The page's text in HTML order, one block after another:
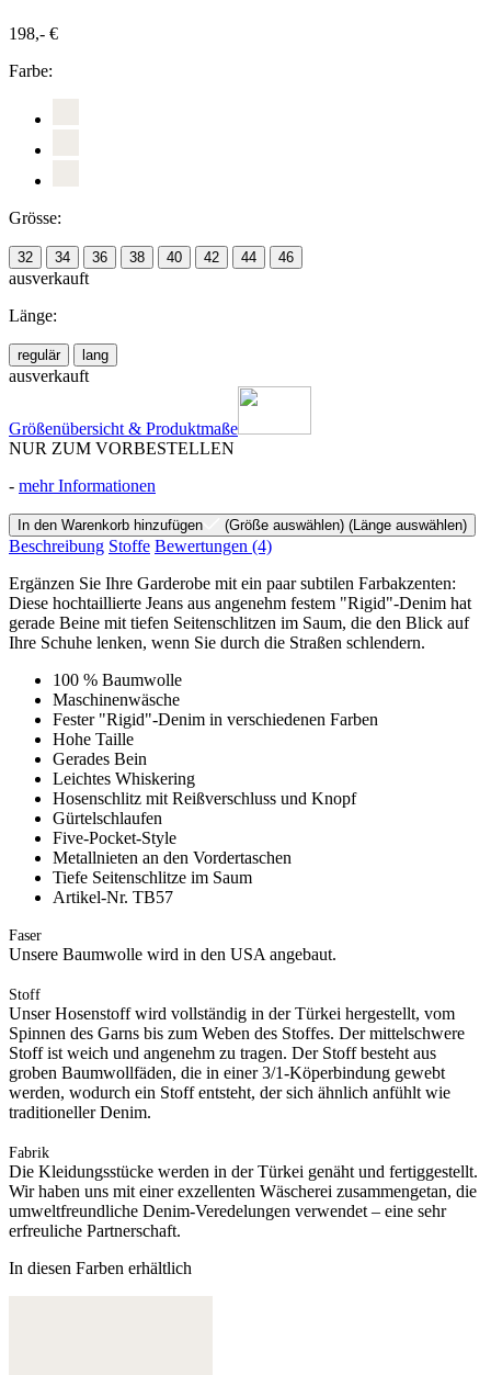
198,- €
Farbe:
Grösse:
32 34 36 38 40 42 44 46
ausverkauft
Länge:
regulär lang
ausverkauft
Größenübersicht & Produktmaße
NUR ZUM VORBESTELLEN
- mehr Informationen
In den Warenkorb hinzufügen (Größe auswählen) (Länge auswählen)
Beschreibung Stoffe Bewertungen (4)
Ergänzen Sie Ihre Garderobe mit ein paar subtilen Farbakzenten:
Diese hochtaillierte Jeans aus angenehm festem "Rigid"-Denim hat
gerade Beine mit tiefen Seitenschlitzen im Saum, die den Blick auf
Ihre Schuhe lenken, wenn Sie durch die Straßen schlendern.
100 % Baumwolle
Maschinenwäsche
Fester "Rigid"-Denim in verschiedenen Farben
Hohe Taille
Gerades Bein
Leichtes Whiskering
Hosenschlitz mit Reißverschluss und Knopf
Gürtelschlaufen
Five-Pocket-Style
Metallnieten an den Vordertaschen
Tiefe Seitenschlitze im Saum
Artikel-Nr. TB57
Faser
Unsere Baumwolle wird in den USA angebaut.
Stoff
Unser Hosenstoff wird vollständig in der Türkei hergestellt, vom
Spinnen des Garns bis zum Weben des Stoffes. Der mittelschwere
Stoff ist weich und angenehm zu tragen. Der Stoff besteht aus
groben Baumwollfäden, die in einer 3/1-Köperbindung gewebt
werden, wodurch ein Stoff entsteht, der sich ähnlich anfühlt wie
traditioneller Denim.
Fabrik
Die Kleidungsstücke werden in der Türkei genäht und fertiggestellt.
Wir haben uns mit einer exzellenten Wäscherei zusammengetan, die
umweltfreundliche Denim-Veredelungen verwendet – eine sehr
erfreuliche Partnerschaft.
In diesen Farben erhältlich